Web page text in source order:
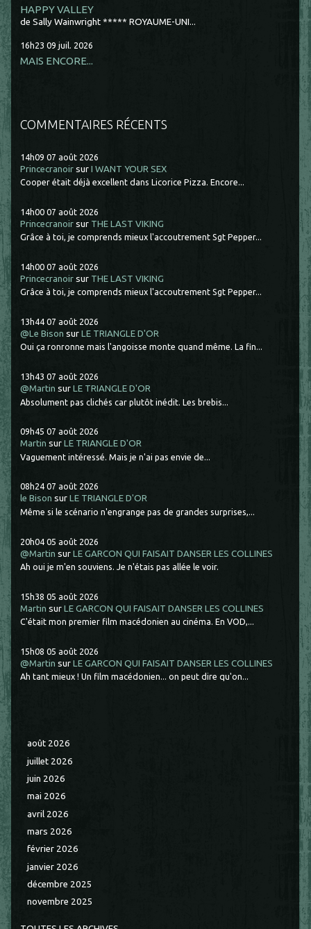
HAPPY VALLEY
de Sally Wainwright ***** ROYAUME-UNI...
16h23 09 juil. 2026
MAIS ENCORE...
COMMENTAIRES RÉCENTS
14h09 07 août 2026
Princecranoir surI WANT YOUR SEX
Cooper était déjà excellent dans Licorice Pizza. Encore...
14h00 07 août 2026
Princecranoir sur THE LAST VIKING
Grâce à toi, je comprends mieux l'accoutrement Sgt Pepper...
14h00 07 août 2026
Princecranoir sur THE LAST VIKING
Grâce à toi, je comprends mieux l'accoutrement Sgt Pepper...
13h44 07 août 2026
@Le Bison surLE TRIANGLE D'OR
Oui ça ronronne mais l'angoisse monte quand même. La fin...
13h43 07 août 2026
@Martin surLE TRIANGLE D'OR
Absolument pas clichés car plutôt inédit. Les brebis...
09h45 07 août 2026
Martin surLE TRIANGLE D'OR
Vaguement intéressé. Mais je n'ai pas envie de...
08h24 07 août 2026
le Bison surLE TRIANGLE D'OR
Même si le scénario n'engrange pas de grandes surprises,...
20h04 05 août 2026
@Martin surLE GARCON QUI FAISAIT DANSER LES COLLINES
Ah oui je m'en souviens. Je n'étais pas allée le voir.
15h38 05 août 2026
Martin surLE GARCON QUI FAISAIT DANSER LES COLLINES
C'était mon premier film macédonien au cinéma. En VOD,...
15h08 05 août 2026
@Martin surLE GARCON QUI FAISAIT DANSER LES COLLINES
Ah tant mieux ! Un film macédonien... on peut dire qu'on...
août 2026
juillet 2026
juin 2026
mai 2026
avril 2026
mars 2026
février 2026
janvier 2026
décembre 2025
novembre 2025